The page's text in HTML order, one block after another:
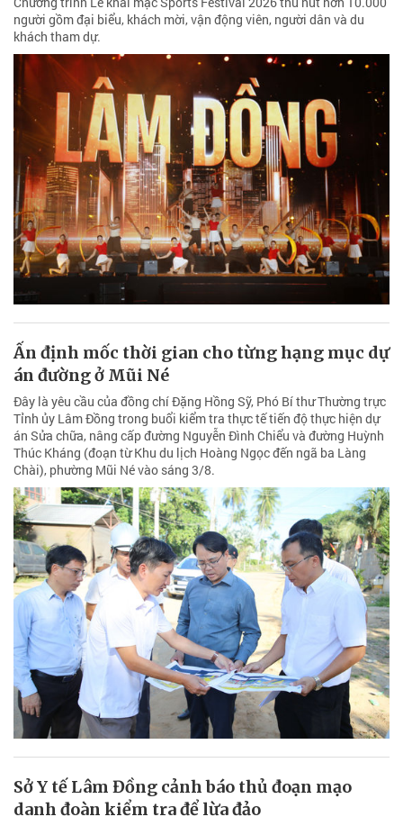
người gồm đại biểu, khách mời, vận động viên, người dân và du
khách tham dự.
Ấn định mốc thời gian cho từng hạng mục dự
án đường ở Mũi Né
Đây là yêu cầu của đồng chí Đặng Hồng Sỹ, Phó Bí thư Thường trực
Tỉnh ủy Lâm Đồng trong buổi kiểm tra thực tế tiến độ thực hiện dự
án Sửa chữa, nâng cấp đường Nguyễn Đình Chiểu và đường Huỳnh
Thúc Kháng (đoạn từ Khu du lịch Hoàng Ngọc đến ngã ba Làng
Chài), phường Mũi Né vào sáng 3/8.
Sở Y tế Lâm Đồng cảnh báo thủ đoạn mạo
danh đoàn kiểm tra để lừa đảo